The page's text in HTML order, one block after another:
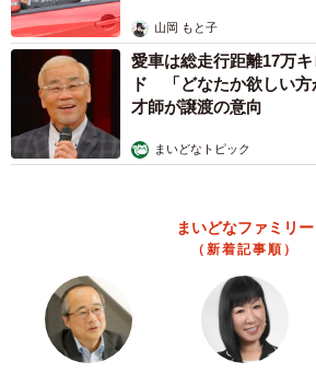
山岡 もと子
愛車は総走行距離17万
ド 「どなたか欲しい
才師が譲渡の意向
まいどなトピック
まいどなファミリー
（新着記事順）